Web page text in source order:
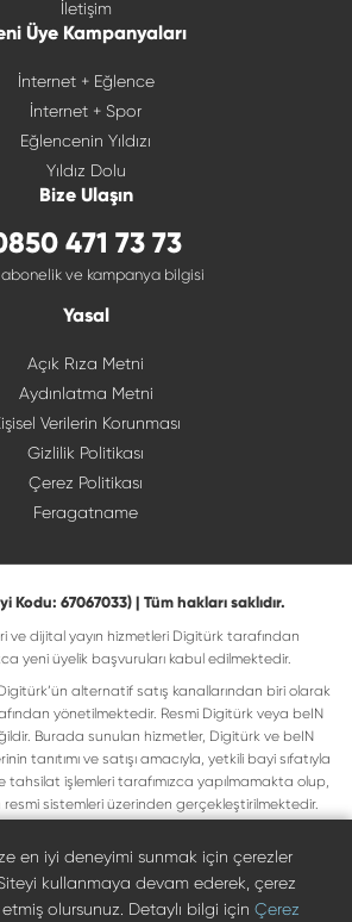
İletişim
Üye Kampanyaları
İnternet + Eğlence
İnternet + Spor
Eğlencenin Yıldızı
Yıldız Dolu
Bize Ulaşın
471 73 73
abonelik ve kampanya bilgisi
Yasal
Açık Rıza Metni
Aydınlatma Metni
Verilerin Korunması
Gizlilik Politikası
Çerez Politikası
Feragatname
Kodu: 67067033) | Tüm hakları saklıdır.
ve dijital yayın hizmetleri Digitürk tarafından
yeni üyelik başvuruları kabul edilmektedir.
alternatif satış kanallarından biri olarak
yönetilmektedir. Resmi Digitürk veya beIN
Burada sunulan hizmetler, Digitürk ve beIN
tanıtımı ve satışı amacıyla, yetkili bayi sıfatıyla
işlemleri tarafımızca yapılmamakta olup,
sistemleri üzerinden gerçekleştirilmektedir.
yalnızca marka sahiplerinin kullanım koşullarına
Digitürk veya beIN CONNECT’in resmi web
markaların doğrudan resmi kanallarını ziyaret
edebilirsiniz.
en iyi deneyimi sunmak için çerezler
kullanmaya devam ederek, çerez
etmiş olursunuz. Detaylı bilgi için Çerez